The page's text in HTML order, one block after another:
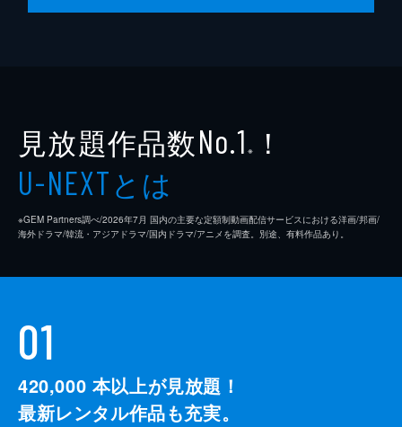
見放題作品数No.1 ※ ！
U-NEXTとは
※GEM Partners調べ/2026年7⽉ 国内の主要な定額制動画配信サービスにおける洋画/邦画/
海外ドラマ/韓流・アジアドラマ/国内ドラマ/アニメを調査。別途、有料作品あり。
01
420,000 本以上が見放題！
最新レンタル作品も充実。